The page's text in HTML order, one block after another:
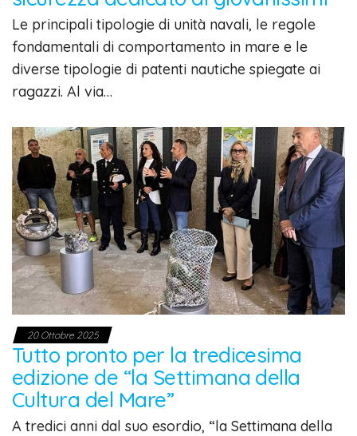
Le principali tipologie di unità navali, le regole
fondamentali di comportamento in mare e le
diverse tipologie di patenti nautiche spiegate ai
ragazzi. Al via…
20 Ottobre 2025
Tutto pronto per la tredicesima
edizione de “la Settimana della
Cultura del Mare”
A tredici anni dal suo esordio, “la Settimana della